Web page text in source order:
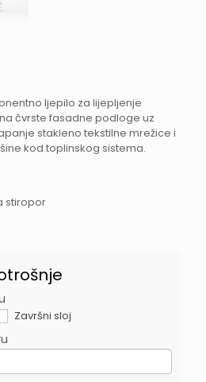
ljepilo za lijepljenje
čvrste fasadne podloge uz
stakleno tekstilne mrežice i
kod toplinskog sistema.
stiropor
Završni sloj